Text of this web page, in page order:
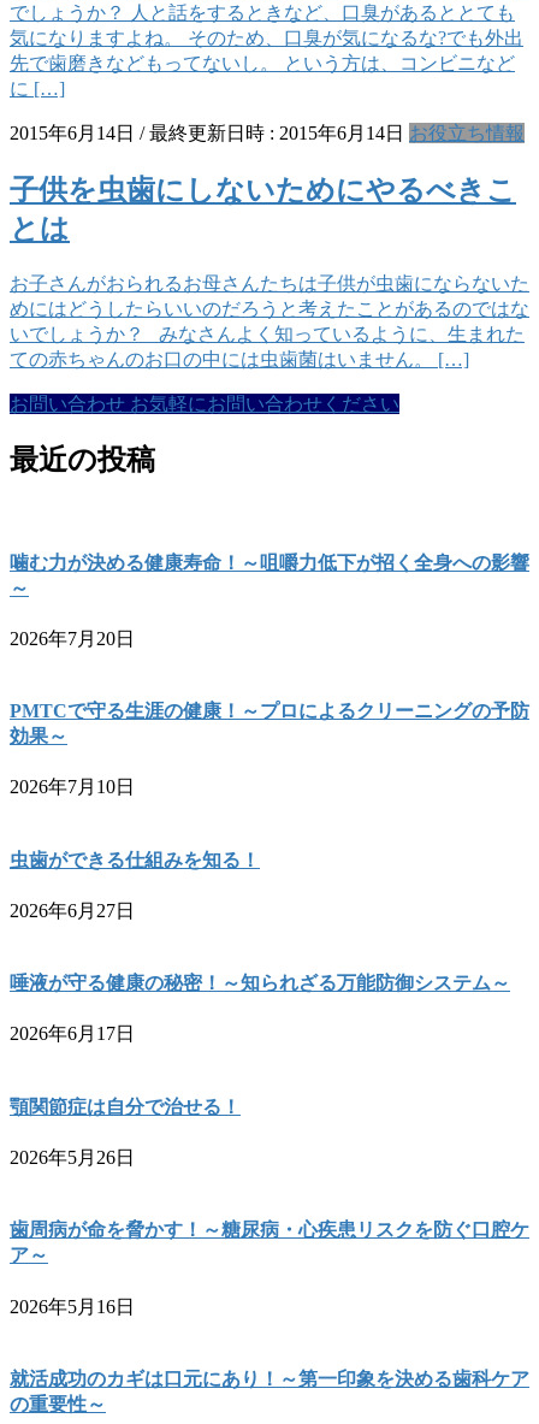
でしょうか？ 人と話をするときなど、口臭があるととても
気になりますよね。 そのため、口臭が気になるな?でも外出
先で歯磨きなどもってないし。 という方は、コンビニなど
に […]
2015年6月14日 / 最終更新日時 : 2015年6月14日 お役立ち情報
子供を虫歯にしないためにやるべきこ
とは
お子さんがおられるお母さんたちは子供が虫歯にならないた
めにはどうしたらいいのだろうと考えたことがあるのではな
いでしょうか？ みなさんよく知っているように、生まれた
ての赤ちゃんのお口の中には虫歯菌はいません。 […]
お問い合わせ お気軽にお問い合わせください
最近の投稿
噛む力が決める健康寿命！～咀嚼力低下が招く全身への影響
～
2026年7月20日
PMTCで守る生涯の健康！～プロによるクリーニングの予防
効果～
2026年7月10日
虫歯ができる仕組みを知る！
2026年6月27日
唾液が守る健康の秘密！～知られざる万能防御システム～
2026年6月17日
顎関節症は自分で治せる！
2026年5月26日
歯周病が命を脅かす！～糖尿病・心疾患リスクを防ぐ口腔ケ
ア～
2026年5月16日
就活成功のカギは口元にあり！～第一印象を決める歯科ケア
の重要性～